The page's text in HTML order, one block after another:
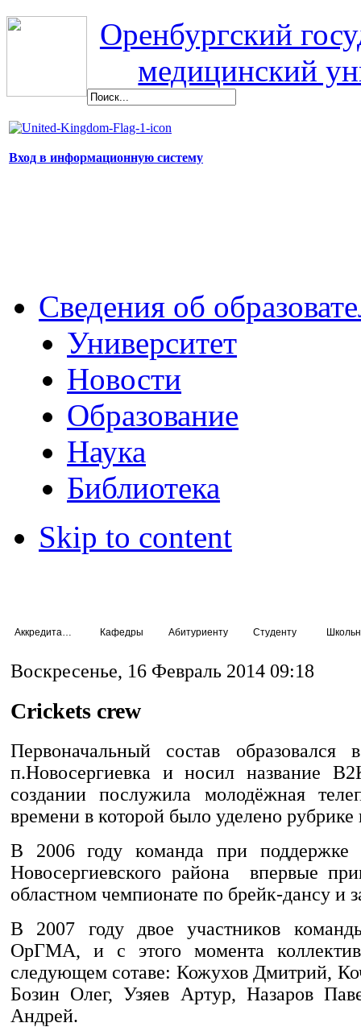
Оренбургский
медицинский
Вход в информационную систему
Сведения об
Университет
Новости
Образование
Наука
Библиотека
Skip to content
Кафедры Абитуриенту Студенту
Воскресенье, 16 Февраль 2014 09:18
Crickets crew
Первоначальный состав
п.Новосергиевка и носил название
создании послужила молодёжная
времени в которой было уделено рубрике
В 2006 году команда при поддержке
Новосергиевского района впервые
областном чемпионате по брейк-дансу и
В 2007 году двое участников
ОрГМА, и с этого момента
следующем сотаве: Кожухов Дмитрий,
Бозин Олег, Узяев Артур, Назаров
Андрей.